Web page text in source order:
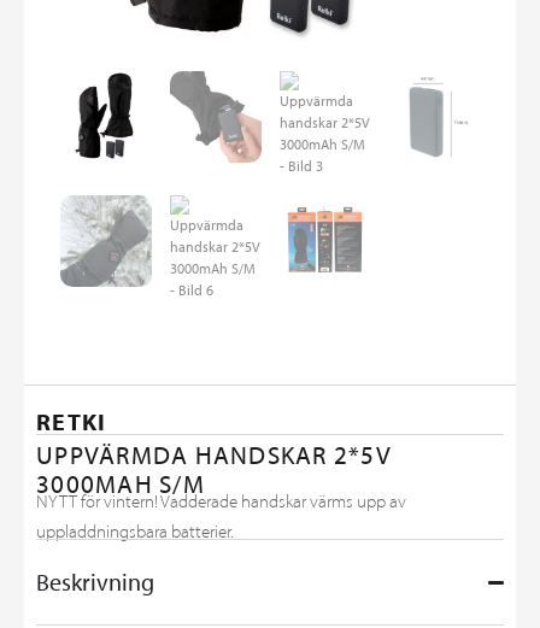
RETKI
UPPVÄRMDA HANDSKAR 2*5V
3000MAH S/M
NYTT för vintern! Vadderade handskar värms upp av
uppladdningsbara batterier.
Beskrivning